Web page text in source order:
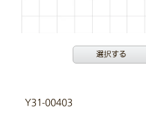
選択する
Y31-00403